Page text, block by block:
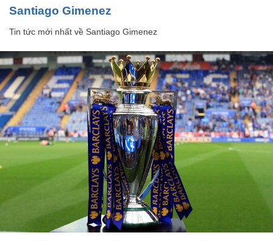
Santiago Gimenez
Tin tức mới nhất về Santiago Gimenez